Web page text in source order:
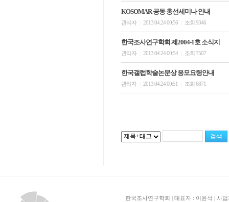
KOSOMAR 공동 총선세미나 안내
관리자 2013.04.24 00:56 조회 9346
한국조사연구학회 제2004-1호 소식지
관리자 2013.04.24 00:54 조회 7507
한국갤럽학술논문상 응모요령안내
관리자 2013.04.24 00:51 조회 6871
한국조사연구학회 | 대표자 : 이윤석 | 사